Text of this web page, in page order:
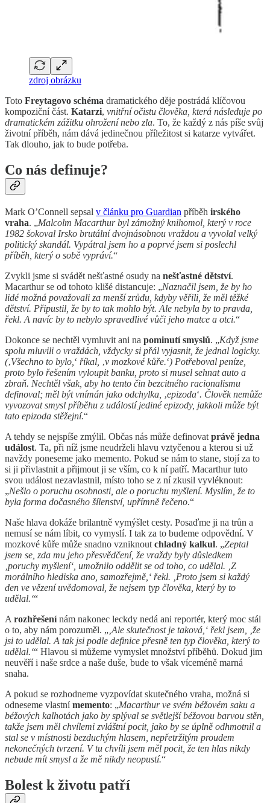
zdroj obrázku
Toto Freytagovo schéma dramatického děje postrádá klíčovou
kompoziční část. Katarzi, vnitřní očistu člověka, která následuje po
dramatickém zážitku ohrožení nebo zla. To, že každý z nás píše svůj
životní příběh, nám dává jedinečnou příležitost si katarze vytvářet.
Tak dlouho, jak to bude potřeba.
Co nás definuje?
Mark O’Connell sepsal v článku pro Guardian příběh irského
vraha. „Malcolm Macarthur byl zámožný knihomol, který v roce
1982 šokoval Irsko brutální dvojnásobnou vraždou a vyvolal velký
politický skandál. Vypátral jsem ho a poprvé jsem si poslechl
příběh, který o sobě vypráví.“
Zvykli jsme si svádět nešťastné osudy na nešťastné dětství.
Macarthur se od tohoto klišé distancuje: „Naznačil jsem, že by ho
lidé možná považovali za menší zrůdu, kdyby věřili, že měl těžké
dětství. Připustil, že by to tak mohlo být. Ale nebyla by to pravda,
řekl. A navíc by to nebylo spravedlivé vůči jeho matce a otci.“
Dokonce se nechtěl vymluvit ani na pominutí smyslů. „Když jsme
spolu mluvili o vraždách, vždycky si přál vyjasnit, že jednal logicky.
(‚Všechno to bylo, ‘ říkal, ‚v mozkové kůře.‘) Potřeboval peníze,
proto bylo řešením vyloupit banku, proto si musel sehnat auto a
zbraň. Nechtěl však, aby ho tento čin bezcitného racionalismu
definoval; měl být vnímán jako odchylka, ‚epizoda‘. Člověk nemůže
vyvozovat smysl příběhu z událostí jediné epizody, jakkoli může být
tato epizoda stěžejní.“
A tehdy se nejspíše zmýlil. Občas nás může definovat právě jedna
událost. Ta, při níž jsme neudrželi hlavu vztyčenou a kterou si už
navždy poneseme jako memento. Pokud se nám to stane, stojí za to
si ji přivlastnit a přijmout ji se vším, co k ní patří. Macarthur tuto
svou událost nezavlastnil, místo toho se z ní zkusil vyvléknout:
„Nešlo o poruchu osobnosti, ale o poruchu myšlení. Myslím, že to
byla forma dočasného šílenství, upřímně řečeno.“
Naše hlava dokáže brilantně vymýšlet cesty. Posaďme ji na trůn a
nemusí se nám líbit, co vymyslí. I tak za to budeme odpovědní. V
mozkové kůře může snadno vzniknout chladný kalkul. „Zeptal
jsem se, zda mu jeho přesvědčení, že vraždy byly důsledkem
‚poruchy myšlení‘, umožnilo oddělit se od toho, co udělal. ‚Z
morálního hlediska ano, samozřejmě,‘ řekl. ‚Proto jsem si každý
den ve vězení uvědomoval, že nejsem typ člověka, který by to
udělal.‘“
A rozhřešenínám nakonec leckdy nedá ani reportér, který moc stál
o to, aby nám porozuměl. „ ‚Ale skutečnost je taková,‘ řekl jsem, ‚že
jsi to udělal. A tak jsi podle definice přesně ten typ člověka, který to
udělal.‘“ Hlavou si můžeme vymyslet množství příběhů. Dokud jim
neuvěří i naše srdce a naše duše, bude to však víceméně marná
snaha.
A pokud se rozhodneme vyzpovídat skutečného vraha, možná si
odneseme vlastnímemento: „Macarthur ve svém béžovém saku a
béžových kalhotách jako by splýval se světlejší béžovou barvou stěn,
takže jsem měl chvílemi zvláštní pocit, jako by se úplně odhmotnil a
stal se v místnosti bezduchým hlasem, nepřetržitým proudem
nekonečných tvrzení. V tu chvíli jsem měl pocit, že ten hlas nikdy
nebude mít smysl a že mě nikdy neopustí.“
Bolest k životu patří